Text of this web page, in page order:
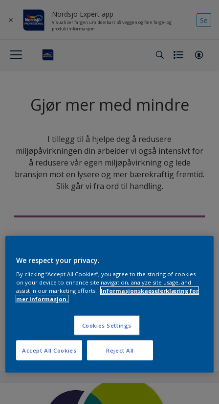
Nordsjö Expert app
Visualiser fargen umiddelbart på veggen og finn farge- og
produktinformasjon
Se
Gjør mer med mindre
I tillegg til å hjelpe deg å redusere
miljøpåvirkningen din arbeider vi også intensivt for
å redusere vår egen miljøpåvirkning og lede
bransjen mot en lysere og mer bærekraftig fremtid.
Slik går vi fra ord til handling.
We respect your privacy.
By clicking “Accept All Cookies”, you agree to the storing of cookies
on your device to enhance site navigation, analyze site usage, and
assist in our marketing efforts.
Informasjonskapselerklæring for
mer informasjon.
Cookies Settings
Reject All
Accept All Cookies